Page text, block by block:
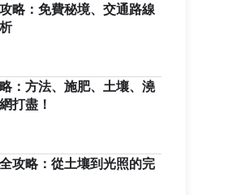
略：免費秘境、交通路線
：方法、施肥、土壤、澆
打盡！
攻略：從土壤到光照的完